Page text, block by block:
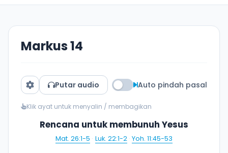
Markus 14
Putar audio Auto pindah pasal
Klik ayat untuk menyalin / membagikan
Rencana untuk membunuh Yesus
Mat. 26:1-5 · Luk. 22:1-2 · Yoh. 11:45-53